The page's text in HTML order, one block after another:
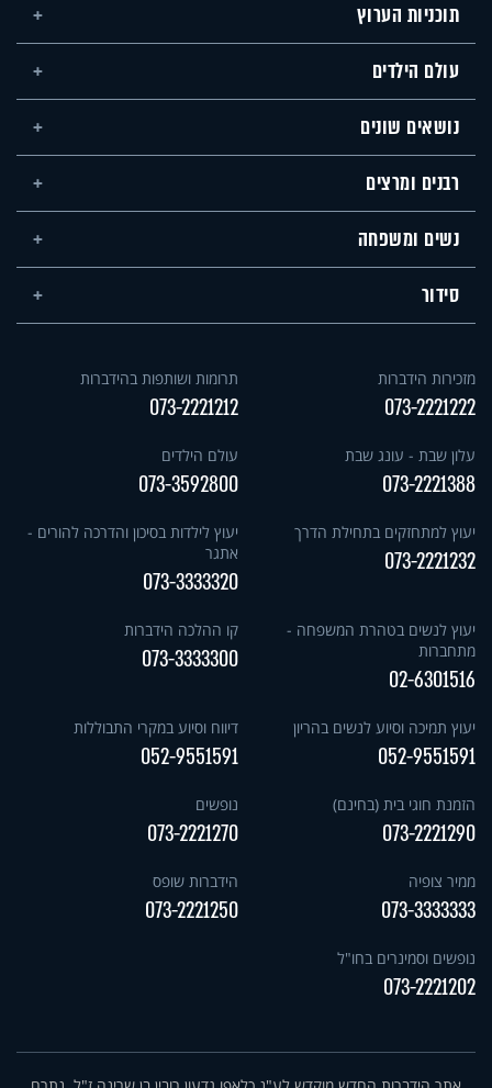
תוכניות הערוץ
עולם הילדים
נושאים שונים
רבנים ומרצים
נשים ומשפחה
סידור
מזכירות הידברות
073-2221222
תרומות ושותפות בהידברות
073-2221212
עלון שבת - עונג שבת
073-2221388
עולם הילדים
073-3592800
יעוץ למתחזקים בתחילת הדרך
073-2221232
יעוץ לילדות בסיכון והדרכה להורים -
אתגר
073-3333320
יעוץ לנשים בטהרת המשפחה -
מתחברות
02-6301516
קו ההלכה הידברות
073-3333300
יעוץ תמיכה וסיוע לנשים בהריון
052-9551591
דיווח וסיוע במקרי התבוללות
052-9551591
הזמנת חוגי בית (בחינם)
073-2221290
נופשים
073-2221270
ממיר צופיה
073-3333333
הידברות שופס
073-2221250
נופשים וסמינרים בחו"ל
073-2221202